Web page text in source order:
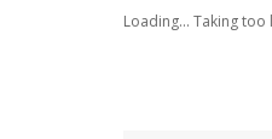
Loading... Taking too